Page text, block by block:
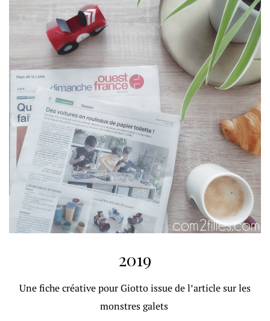
2019
Une fiche créative pour Giotto issue de l’article sur les
monstres galets